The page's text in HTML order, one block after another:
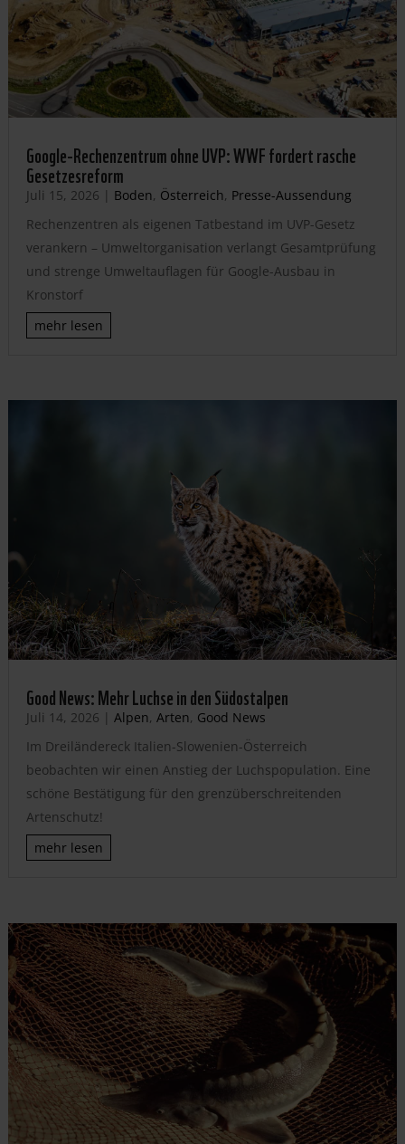
Google-Rechenzentrum ohne UVP: WWF fordert rasche
Gesetzesreform
Juli 15, 2026 | Boden, Österreich, Presse-Aussendung
Rechenzentren als eigenen Tatbestand im UVP-Gesetz
verankern – Umweltorganisation verlangt Gesamtprüfung
und strenge Umweltauflagen für Google-Ausbau in
Kronstorf
mehr lesen
Good News: Mehr Luchse in den Südostalpen
Juli 14, 2026 | Alpen, Arten, Good News
Im Dreiländereck Italien-Slowenien-Österreich
beobachten wir einen Anstieg der Luchspopulation. Eine
schöne Bestätigung für den grenzüberschreitenden
Artenschutz!
mehr lesen